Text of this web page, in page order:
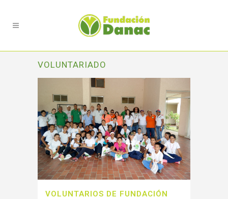
VOLUNTARIADO
VOLUNTARIOS DE FUNDACIÓN